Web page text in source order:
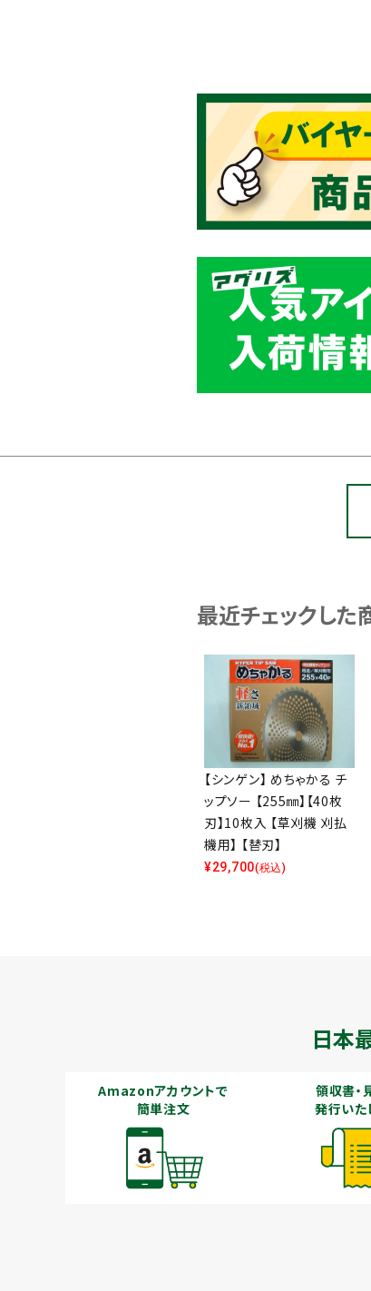
最近チェックした
【シンゲン】 めちゃかる チ
ップソー 【255㎜】【40枚
刃】10枚入 【草刈機 刈払
機用】 【替刃】
¥29,700(税込)
日本
Amazonアカウントで
簡単注文
領収書・
発行いた